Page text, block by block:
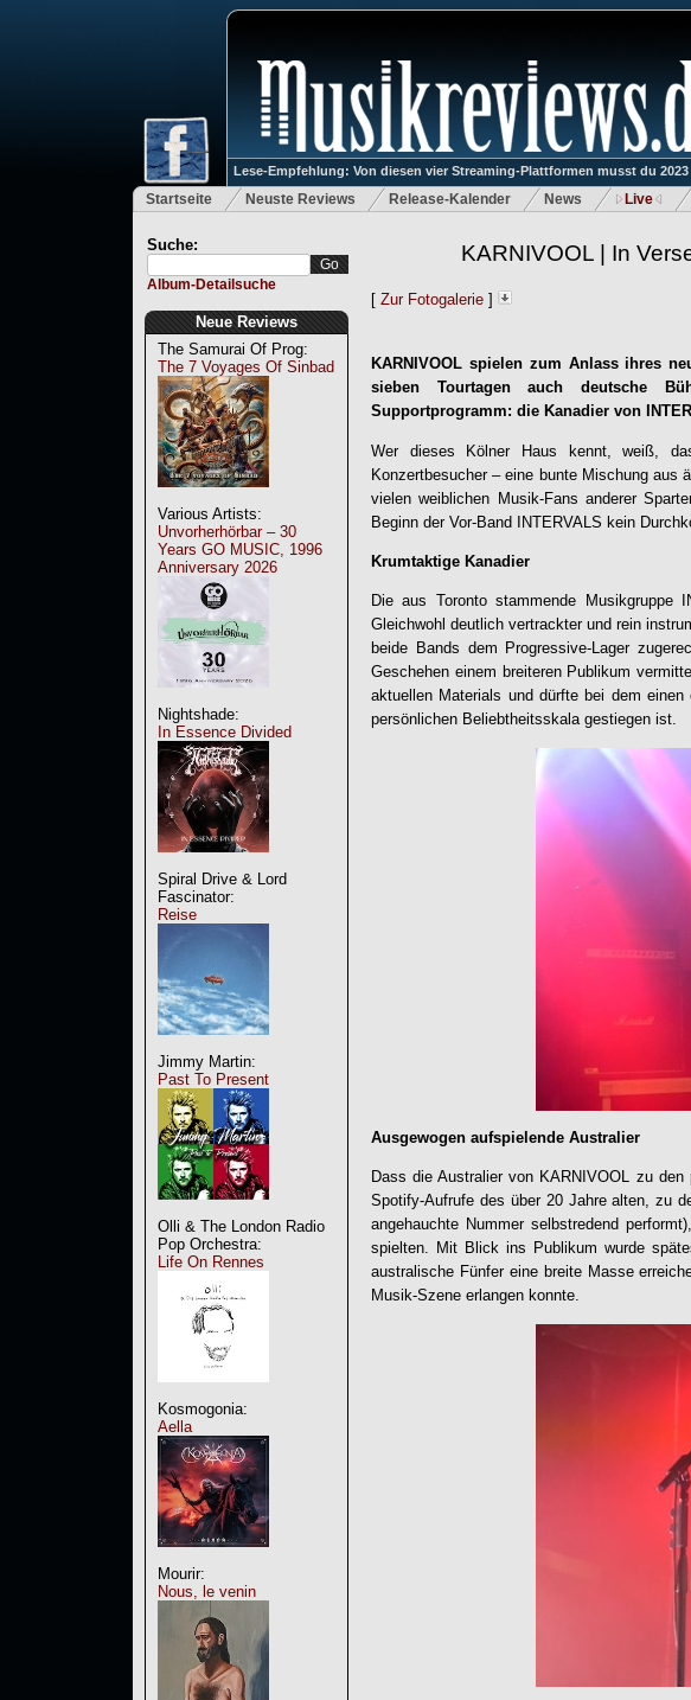
Lese-Empfehlung: Von diesen vier Streaming-Plattformen musst du
Startseite Neuste Reviews Release-Kalender News Live
Suche:
Album-Detailsuche
Neue Reviews
The Samurai Of Prog:
The 7 Voyages Of Sinbad
Various Artists:
Unvorherhörbar – 30
Years GO MUSIC, 1996
Anniversary 2026
Nightshade:
In Essence Divided
Spiral Drive & Lord
Fascinator:
Reise
Jimmy Martin:
Past To Present
Olli & The London Radio
Pop Orchestra:
Life On Rennes
Kosmogonia:
Aella
Mourir:
Nous, le venin
KARNIVOOL | In
[ Zur Fotogalerie ]
KARNIVOOL spielen zum Anlass ihres
sieben Tourtagen auch deutsche
Supportprogramm: die Kanadier von
Wer dieses Kölner Haus kennt, weiß,
Konzertbesucher – eine bunte Mischung aus
vielen weiblichen Musik-Fans anderer
Beginn der Vor-Band INTERVALS kein
Krumtaktige Kanadier
Die aus Toronto stammende Musikgruppe
Gleichwohl deutlich vertrackter und rein
beide Bands dem Progressive-Lager
Geschehen einem breiteren Publikum
aktuellen Materials und dürfte bei dem
persönlichen Beliebtheitsskala gestiegen ist.
Ausgewogen aufspielende Australier
Dass die Australier von KARNIVOOL zu
Spotify-Aufrufe des über 20 Jahre alten, zu
angehauchte Nummer selbstredend
spielten. Mit Blick ins Publikum wurde
australische Fünfer eine breite Masse
Musik-Szene erlangen konnte.